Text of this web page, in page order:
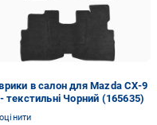
в салон для Mazda CX-9
текстильні Чорний (165635)
оцінити